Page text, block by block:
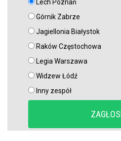
Lech Poznań
Górnik Zabrze
Jagiellonia Białystok
Raków Częstochowa
Legia Warszawa
Widzew Łódź
Inny zespół